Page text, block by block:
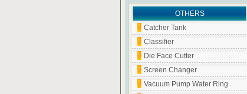
OTHERS
Catcher Tank
Classifier
Die Face Cutter
Screen Changer
Vacuum Pump Water Ring